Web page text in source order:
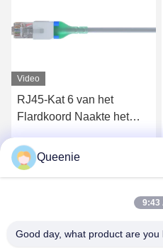
Video
RJ45-Kat 6 van het
Flardkoord Naakte het
UTP 28AWG
Queenie
9:43
Good day, what product are you